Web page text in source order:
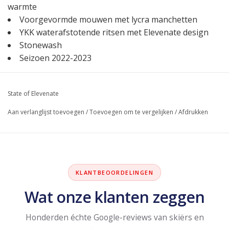
warmte
Voorgevormde mouwen met lycra manchetten
YKK waterafstotende ritsen met Elevenate design
Stonewash
Seizoen 2022-2023
State of Elevenate
Aan verlanglijst toevoegen /Toevoegen om te vergelijken /Afdrukken
KLANTBEOORDELINGEN
Wat onze klanten zeggen
Honderden échte Google-reviews van skiërs en